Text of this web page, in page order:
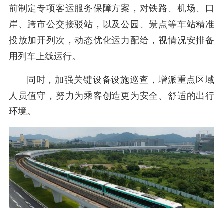
前制定专项客运服务保障方案，对铁路、机场、口
岸、跨市公交接驳站，以及公园、景点等车站精准
投放加开列次，动态优化运力配给，视情况安排备
用列车上线运行。
同时，加强关键设备设施巡查，增派重点区域
人员值守，努力为乘客创造更为安全、舒适的出行
环境。